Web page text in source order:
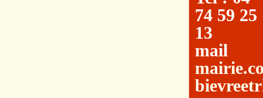
74 59 25
13
mail